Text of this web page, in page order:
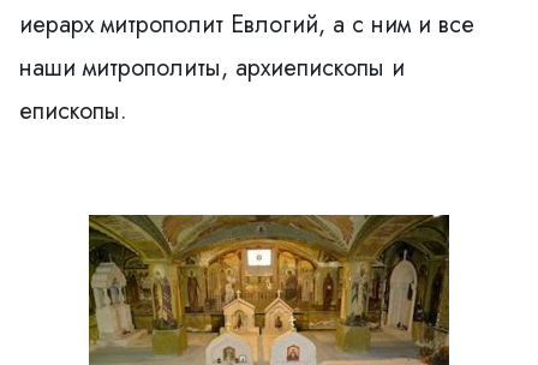
иерарх митрополит Евлогий, а с ним и все
наши митрополиты, архиепископы и
епископы.